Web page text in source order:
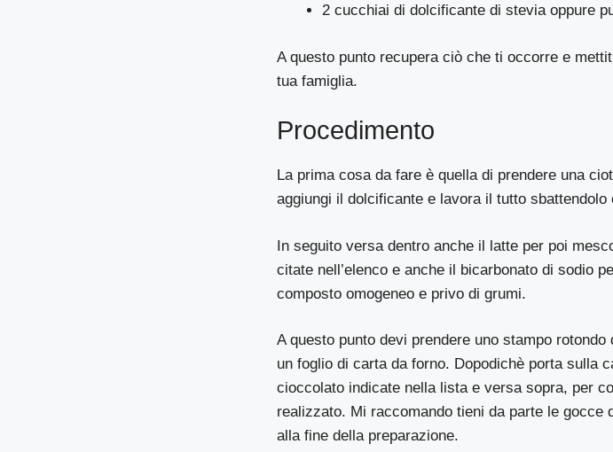
2 cucchiai di dolcificante di stevia oppure
A questo punto recupera ciò che ti occorre e
tua famiglia.
Procedimento
La prima cosa da fare è quella di prendere una
aggiungi il dolcificante e lavora il tutto sbattendolo
In seguito versa dentro anche il latte per poi
citate nell’elenco e anche il bicarbonato di sodio
composto omogeneo e privo di grumi.
A questo punto devi prendere uno stampo
un foglio di carta da forno. Dopodichè porta sulla
cioccolato indicate nella lista e versa sopra, per
realizzato. Mi raccomando tieni da parte le
alla fine della preparazione.